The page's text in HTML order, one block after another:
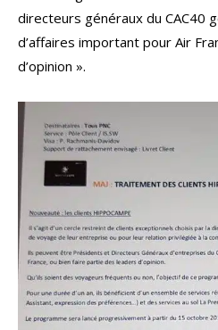
directeurs généraux du CAC40
d’affaires important pour Air
d’opinion ».